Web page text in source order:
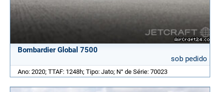
Bombardier Global 7500
sob pedido
Ano: 2020; TTAF: 1248h; Tipo: Jato; N° de Série: 70023